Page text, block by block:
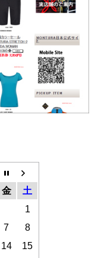
金
土
1
7
8
14
15